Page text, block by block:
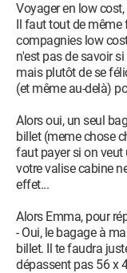
Voyager en low
Il faut tout de même
compagnies low
n'est pas de savoir
mais plutôt de se
(et même au-delà)
Alors oui, un seul
billet (meme chose
faut payer si on veut
votre valise cabine
effet...
Alors Emma, pour
- Oui, le bagage à
billet. Il te faudra
dépassent pas 56 x